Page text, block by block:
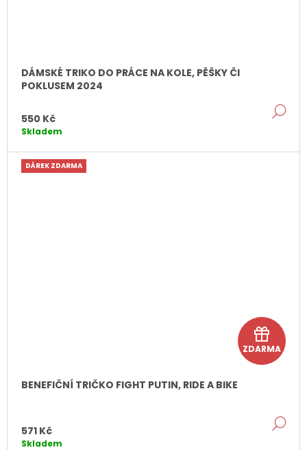
DÁMSKÉ TRIKO DO PRÁCE NA KOLE, PĚŠKY ČI
POKLUSEM 2024
550 Kč
Skladem
á
k
ZDARMA
DÁREK ZDARMA
BENEFIČNÍ TRIČKO FIGHT PUTIN, RIDE A BIKE
571 Kč
Skladem